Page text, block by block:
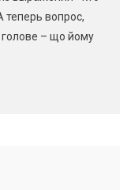
теперь вопрос,
– що йому